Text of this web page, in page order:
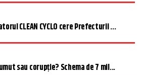
CLEAN CYCLO cere Prefecturii ...
sau corupție? Schema de 7 mil...